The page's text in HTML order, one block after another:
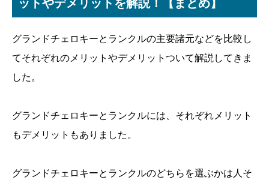
ットやデメリットを解説！【まとめ】
グランドチェロキーとランクルの主要諸元などを比較し
てそれぞれのメリットやデメリットついて解説してきま
した。
グランドチェロキーとランクルには、それぞれメリット
もデメリットもありました。
グランドチェロキーとランクルのどちらを選ぶかは人そ